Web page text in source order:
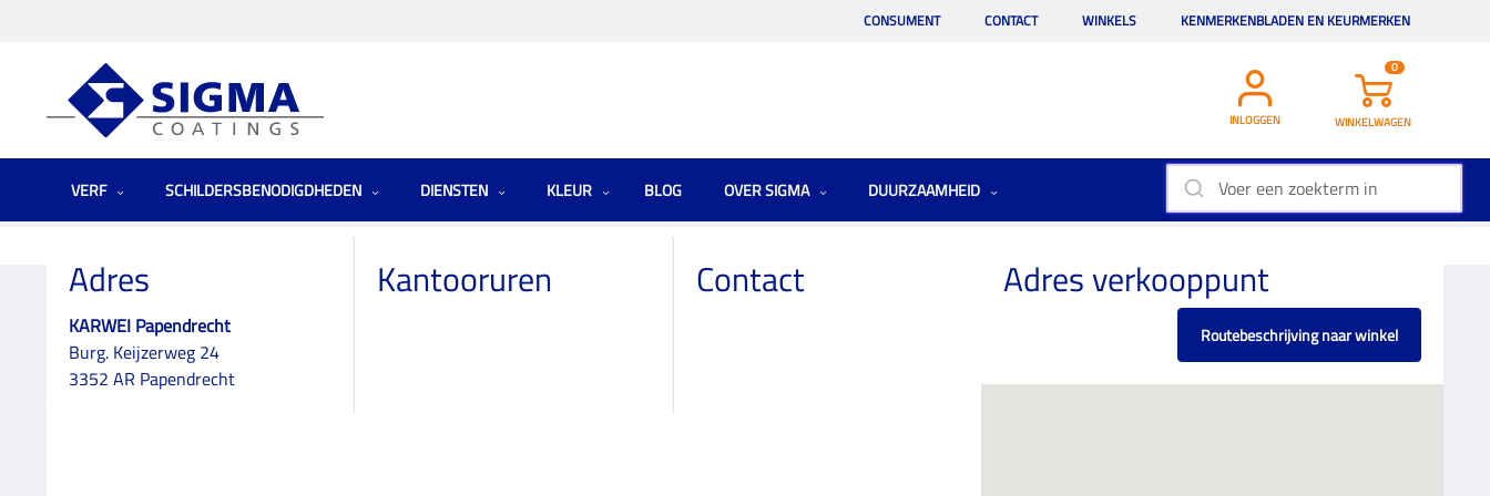
CONSUMENT CONTACT WINKELS KENMERKENBLADEN EN KEURMERKEN
INLOGGEN
0
WINKELWAGEN
VERF SCHILDERSBENODIGDHEDEN DIENSTEN KLEUR BLOG OVER SIGMA DUURZAAMHEID
KARWEI
Adres
KARWEI Papendrecht
Burg. Keijzerweg 24
3352 AR Papendrecht
Kantooruren Contact Adres verkooppunt
Routebeschrijving naar winkel